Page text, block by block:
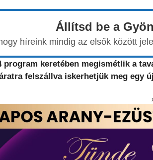
Állítsd be a
híreink mindig az elsők között
program keretében megismétlik a
felszállva iskerhetjük meg egy